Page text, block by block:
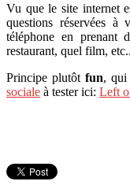
Vu que le site internet
questions réservées à
téléphone en prenant
restaurant, quel film,
Principe plutôt fun, qui
sociale à tester ici: Left